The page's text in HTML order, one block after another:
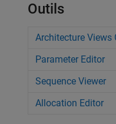
Outils
Architecture Views
Parameter Editor
Sequence Viewer
Allocation Editor